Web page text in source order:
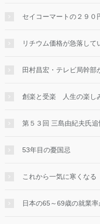
セイコーマートの２９０
リチウム価格が急落して
田村昌宏・テレビ局幹部
創楽と受楽 人生の楽し
第５３回 三島由紀夫氏追
53年目の憂国忌
これから一気に寒くなる
日本の65～69歳の就業